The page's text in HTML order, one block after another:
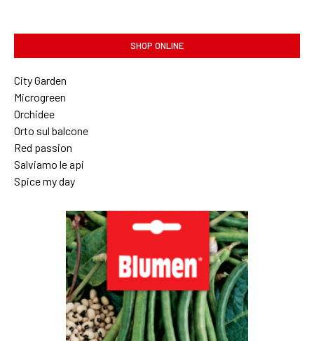
SHOP ONLINE
City Garden
Microgreen
Orchidee
Orto sul balcone
Red passion
Salviamo le api
Spice my day